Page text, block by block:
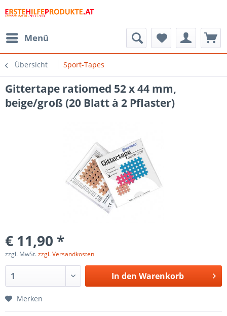
Menü
Übersicht Sport-Tapes
Gittertape ratiomed 52 x 44 mm,
beige/groß (20 Blatt à 2 Pflaster)
€ 11,90 *
zzgl. MwSt.zzgl. Versandkosten
In den Warenkorb
Merken